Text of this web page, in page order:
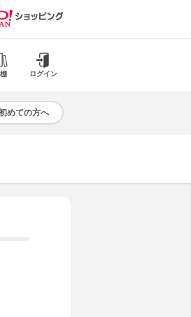
ログイン
めての方へ